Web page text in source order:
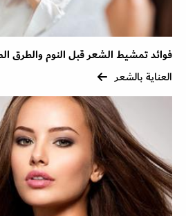
فوائد تمشيط الشعر قبل النوم والطرق
العناية بالشعر